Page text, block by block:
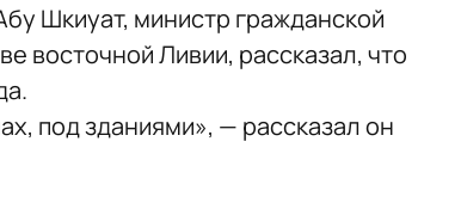
Шкиуат, министр гражданской
восточной Ливии, рассказал, что
под зданиями», — рассказал он